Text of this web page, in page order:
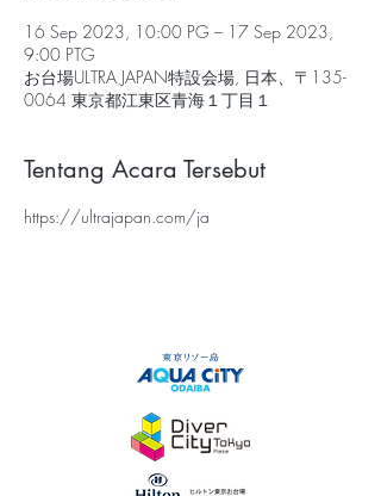
16 Sep 2023, 10:00 PG – 17 Sep 2023,
9:00 PTG
お台場ULTRA JAPAN特設会場, 日本、〒135-
0064 東京都江東区青海１丁目１
Tentang Acara Tersebut
https://ultrajapan.com/ja